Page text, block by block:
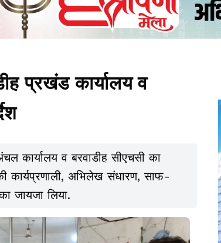
प्रखंड कार्यालय व
कार्यालय व बरवाडीह सीएचसी का
कार्यप्रणाली, अभिलेख संधारण, साफ-
जायजा लिया.